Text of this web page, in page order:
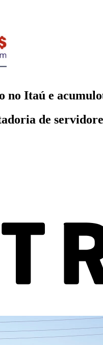
no Itaú e
de